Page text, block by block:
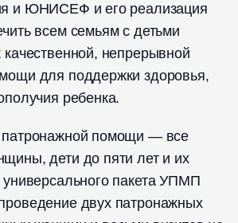
и ЮНИСЕФ и его реализация
всем семьям с детьми
качественной, непрерывной
для поддержки здоровья,
ребенка.
патронажной помощи — все
дети до пяти лет и их
пакета УПМП
двух патронажных